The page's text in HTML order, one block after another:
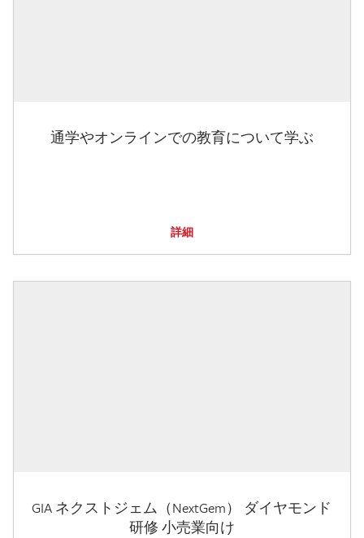
通学やオンラインでの教育について学ぶ
詳細
GIA ネクストジェム（NextGem） ダイヤモンド
研修 小売業向け